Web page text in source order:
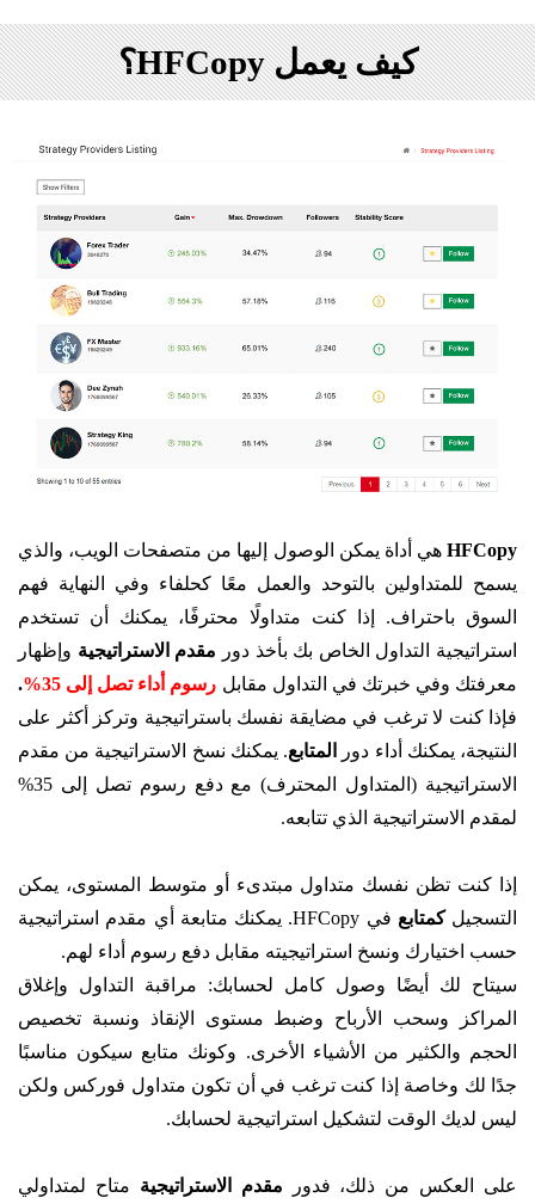
كيف يعمل HFCopy؟
HFCopy هي أداة يمكن الوصول إليها من متصفحات الويب، والذي
يسمح للمتداولين بالتوحد والعمل معًا كحلفاء وفي النهاية فهم
السوق باحتراف. إذا كنت متداولًا محترفًا، يمكنك أن تستخدم
استراتيجية التداول الخاص بك بأخذ دور مقدم الاستراتيجية وإظهار
معرفتك وفي خبرتك في التداول مقابل رسوم أداء تصل إلى 35%
.
فإذا كنت لا ترغب في مضايقة نفسك باستراتيجية وتركز أكثر على
النتيجة، يمكنك أداء دور
المتابع. يمكنك نسخ الاستراتيجية من مقدم
الاستراتيجية (المتداول المحترف) مع دفع رسوم تصل إلى 35%
لمقدم الاستراتيجية الذي تتابعه.
إذا كنت تظن نفسك متداول مبتدىء أو متوسط المستوى، يمكن
التسجيلكمتابع
في HFCopy. يمكنك متابعة أي مقدم استراتيجية
حسب اختيارك ونسخ استراتيجيته مقابل دفع رسوم أداء لهم.
سيتاح لك أيضًا وصول كامل لحسابك: مراقبة التداول وإغلاق
المراكز وسحب الأرباح وضبط مستوى الإنقاذ ونسبة تخصيص
الحجم والكثير من الأشياء الأخرى. وكونك متابع سيكون مناسبًا
جدًا لك وخاصة إذا كنت ترغب في أن تكون متداول فوركس ولكن
ليس لديك الوقت لتشكيل استراتيجية لحسابك.
على العكس من ذلك، فدور مقدم الاستراتيجية متاح لمتداولي